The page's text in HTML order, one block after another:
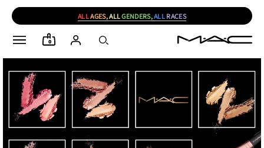
ALLAGES,ALLGENDERS,ALL RACES
0